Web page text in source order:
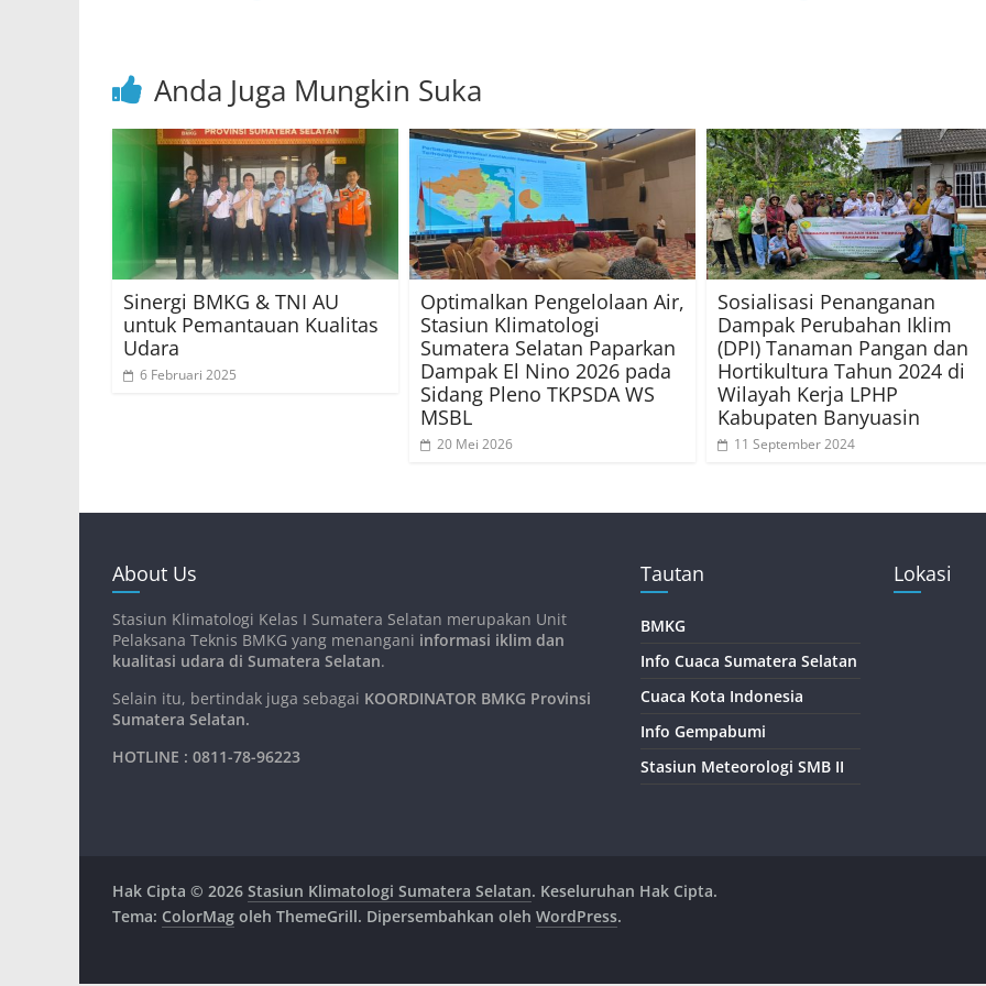
Anda Juga Mungkin Suka
Sinergi BMKG & TNI AU
untuk Pemantauan Kualitas
Udara
6 Februari 2025
Optimalkan Pengelolaan Air,
Stasiun Klimatologi
Sumatera Selatan Paparkan
Dampak El Nino 2026 pada
Sidang Pleno TKPSDA WS
MSBL
20 Mei 2026
Sosialisasi Penanganan
Dampak Perubahan Iklim
(DPI) Tanaman Pangan dan
Hortikultura Tahun 2024 di
Wilayah Kerja LPHP
Kabupaten Banyuasin
11 September 2024
About Us
Stasiun Klimatologi Kelas I Sumatera Selatan merupakan Unit
Pelaksana Teknis BMKG yang menangani informasi iklim dan
kualitasi udara di Sumatera Selatan.
Selain itu, bertindak juga sebagai KOORDINATOR BMKG Provinsi
Sumatera Selatan.
HOTLINE : 0811-78-96223
Tautan
BMKG
Info Cuaca Sumatera Selatan
Cuaca Kota Indonesia
Info Gempabumi
Stasiun Meteorologi SMB II
Lokasi
Hak Cipta © 2026 Stasiun Klimatologi Sumatera Selatan. Keseluruhan Hak Cipta.
Tema: ColorMag oleh ThemeGrill. Dipersembahkan oleh WordPress.